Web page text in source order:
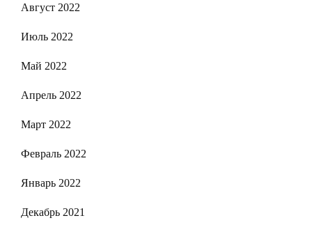
Август 2022
Июль 2022
Май 2022
Апрель 2022
Март 2022
Февраль 2022
Январь 2022
Декабрь 2021